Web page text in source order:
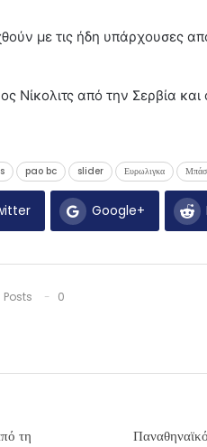
με τις ήδη υπάρχουσες
Νίκολιτς από την Σερβία
pao bc slider Ευρωλιγκα
Google+
Posts
0
τη